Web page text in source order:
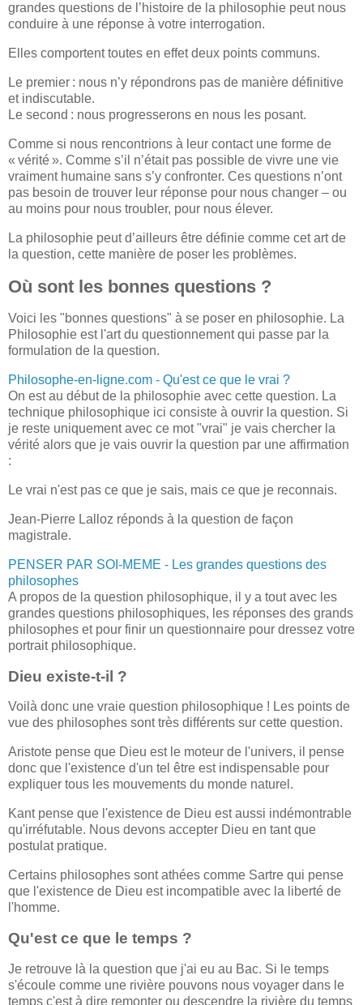
grandes questions de l’histoire de la philosophie peut nous
conduire à une réponse à votre interrogation.
Elles comportent toutes en effet deux points communs.
Le premier : nous n’y répondrons pas de manière définitive
et indiscutable.
Le second : nous progresserons en nous les posant.
Comme si nous rencontrions à leur contact une forme de
« vérité ». Comme s’il n’était pas possible de vivre une vie
vraiment humaine sans s’y confronter. Ces questions n’ont
pas besoin de trouver leur réponse pour nous changer – ou
au moins pour nous troubler, pour nous élever.
La philosophie peut d’ailleurs être définie comme cet art de
la question, cette manière de poser les problèmes.
Où sont les bonnes questions ?
Voici les "bonnes questions" à se poser en philosophie. La
Philosophie est l'art du questionnement qui passe par la
formulation de la question.
Philosophe-en-ligne.com - Qu'est ce que le vrai ?
On est au début de la philosophie avec cette question. La
technique philosophique ici consiste à ouvrir la question. Si
je reste uniquement avec ce mot "vrai" je vais chercher la
vérité alors que je vais ouvrir la question par une affirmation
:
Le vrai n'est pas ce que je sais, mais ce que je reconnais.
Jean-Pierre Lalloz réponds à la question de façon
magistrale.
PENSER PAR SOI-MEME - Les grandes questions des
philosophes
A propos de la question philosophique, il y a tout avec les
grandes questions philosophiques, les réponses des grands
philosophes et pour finir un questionnaire pour dressez votre
portrait philosophique.
Dieu existe-t-il ?
Voilà donc une vraie question philosophique ! Les points de
vue des philosophes sont très différents sur cette question.
Aristote pense que Dieu est le moteur de l'univers, il pense
donc que l'existence d'un tel être est indispensable pour
expliquer tous les mouvements du monde naturel.
Kant pense que l'existence de Dieu est aussi indémontrable
qu'irréfutable. Nous devons accepter Dieu en tant que
postulat pratique.
Certains philosophes sont athées comme Sartre qui pense
que l'existence de Dieu est incompatible avec la liberté de
l'homme.
Qu'est ce que le temps ?
Je retrouve là la question que j'ai eu au Bac. Si le temps
s'écoule comme une rivière pouvons nous voyager dans le
temps c'est à dire remonter ou descendre la rivière du temps